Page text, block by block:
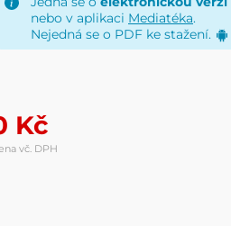
nebo v aplikaci Mediatéka.
Nejedná se o PDF ke stažení.
Kč
vč. DPH